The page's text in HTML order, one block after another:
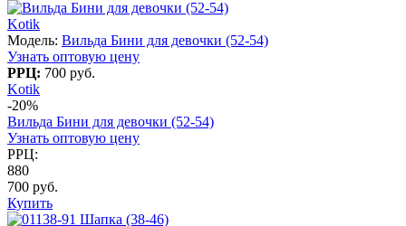
Kotik
Модель: Вильда Бини для девочки (52-54)
Узнать оптовую цену
РРЦ: 700 руб.
Kotik
-20%
Вильда Бини для девочки (52-54)
Узнать оптовую цену
РРЦ:
880
700 руб.
Купить